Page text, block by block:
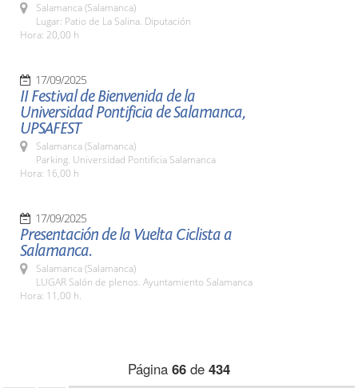
Salamanca (Salamanca)
Lugar: Patio de La Salina. Diputación
Hora: 20,00 h
17/09/2025
II Festival de Bienvenida de la
Universidad Pontificia de Salamanca,
UPSAFEST
Salamanca (Salamanca)
Parking. Universidad Pontificia Salamanca
Hora: 16,00 h
17/09/2025
Presentación de la Vuelta Ciclista a
Salamanca.
Salamanca (Salamanca)
LUGAR Salón de plenos. Ayuntamiento Salamanca
Hora: 11,00 h.
Página 66 de 434